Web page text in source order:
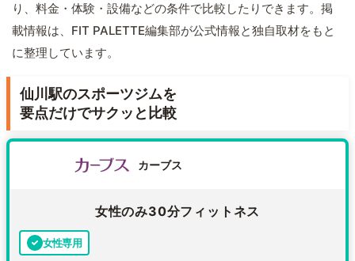
り、料金・体験・設備などの条件で比較したりできます。掲
載情報は、FIT PALETTE編集部が公式情報と独自取材をもと
に整理しています。
仙川駅のスポーツジムを
要点だけでサクッと比較
カーブス
女性のみ30分フィットネス
女性専用